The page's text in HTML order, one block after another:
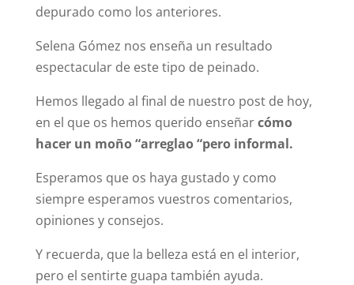
depurado como los anteriores.
Selena Gómez nos enseña un resultado
espectacular de este tipo de peinado.
Hemos llegado al final de nuestro post de hoy,
en el que os hemos querido enseñarcómo
hacer un moño “arreglao “pero informal.
Esperamos que os haya gustado y como
siempre esperamos vuestros comentarios,
opiniones y consejos.
Y recuerda, que la belleza está en el interior,
pero el sentirte guapa también ayuda.